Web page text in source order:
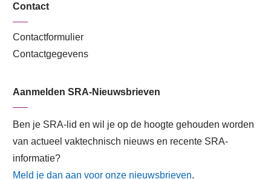
Contact
Contactformulier
Contactgegevens
Aanmelden SRA-Nieuwsbrieven
Ben je SRA-lid en wil je op de hoogte gehouden worden
van actueel vaktechnisch nieuws en recente SRA-
informatie?
Meld je dan aan voor onze nieuwsbrieven.